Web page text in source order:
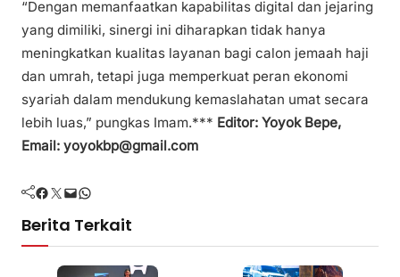
“Dengan memanfaatkan kapabilitas digital dan jejaring
yang dimiliki, sinergi ini diharapkan tidak hanya
meningkatkan kualitas layanan bagi calon jemaah haji
dan umrah, tetapi juga memperkuat peran ekonomi
syariah dalam mendukung kemaslahatan umat secara
lebih luas,” pungkas Imam.*** Editor: Yoyok Bepe,
Email: yoyokbp@gmail.com
Facebook Twitter Mail WhatsApp
Berita Terkait